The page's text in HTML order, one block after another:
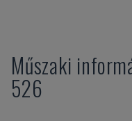
Műszaki
526